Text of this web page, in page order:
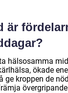
är
hälsosamma
ökade
ge kroppen de